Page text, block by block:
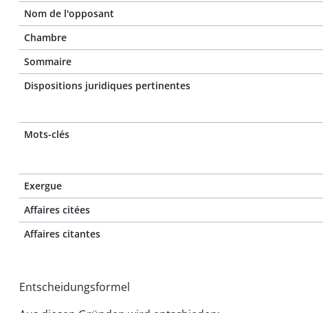
Nom de l'opposant
Chambre
Sommaire
Dispositions juridiques pertinentes
Mots-clés
Exergue
Affaires citées
Affaires citantes
Entscheidungsformel